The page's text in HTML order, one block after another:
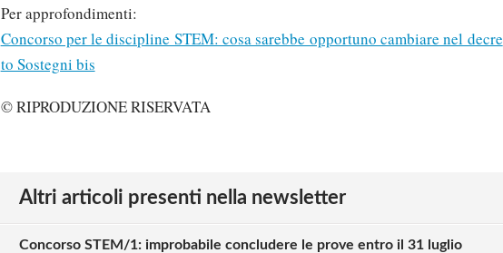
Per approfondimenti:
Concorso per le discipline STEM: cosa sarebbe opportuno cambiare nel decre
to Sostegni bis
© RIPRODUZIONE RISERVATA
Altri articoli presenti nella newsletter
Concorso STEM/1: improbabile concludere le prove entro il 31 luglio